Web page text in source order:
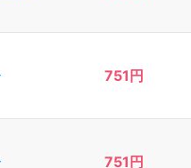
751円
751円